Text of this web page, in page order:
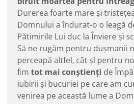
Durerea foarte mare și
Domnului a îndurat-o o leagă
Pătimirile Lui duc la Înviere și
Să ne rugăm pentru dușmanii
perceapă altfel, cât și pentru
fim tot mai conștienți de
iubirii și bucuriei pe care am
venirea pe această lume a